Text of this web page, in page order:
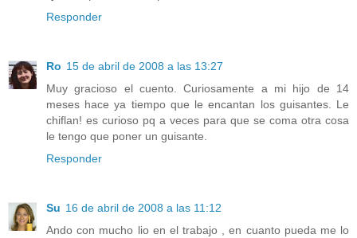
Responder
Ro 15 de abril de 2008 a las 13:27
Muy gracioso el cuento. Curiosamente a mi hijo de 14
meses hace ya tiempo que le encantan los guisantes. Le
chiflan! es curioso pq a veces para que se coma otra cosa
le tengo que poner un guisante.
Responder
Su 16 de abril de 2008 a las 11:12
Ando con mucho lio en el trabajo , en cuanto pueda me lo